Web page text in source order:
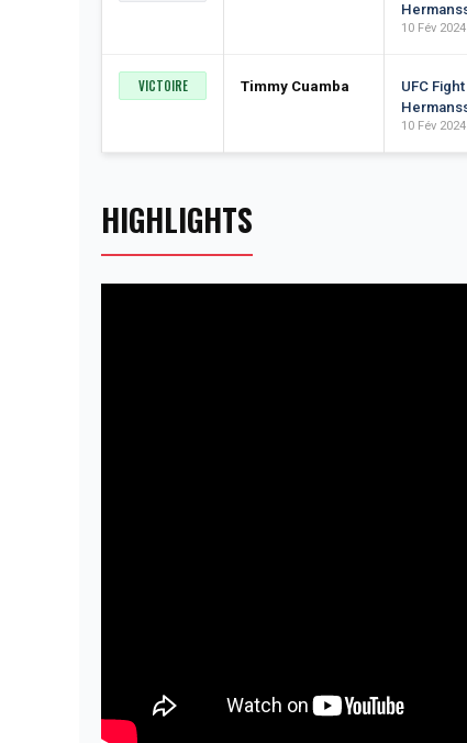
10 Fév 2024
VICTOIRE Timmy Cuamba
UFC
10 Fév 2024
HIGHLIGHTS